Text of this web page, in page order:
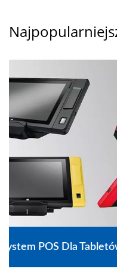
System POS